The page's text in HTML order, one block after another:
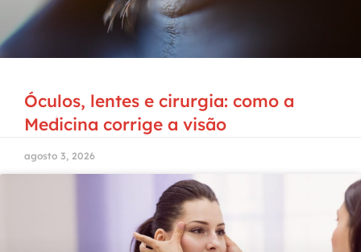
Óculos, lentes e cirurgia: como a
Medicina corrige a visão
agosto 3, 2026